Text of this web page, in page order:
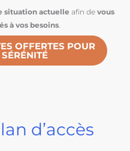
situation actuelle afin de vous
à vos besoins
OFFERTES POUR
d’accès